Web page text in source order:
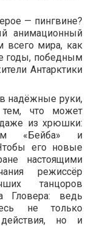
— пингвине?
анимационный
всего мира, как
годы, победным
Антарктики
надёжные руки,
что может
даже из хрюшки:
«Бейба» и
его новые
настоящими
режиссёр
танцоров
Гловера: ведь
не только
но и